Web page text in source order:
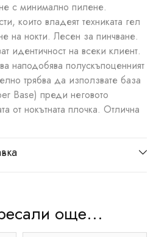
с минимално пилене.
които владеят техниката гел
на нокти. Лесен за пинчване.
идентичност на всеки клиент.
наподобява полускъпоценният
трябва да използвате база
Base) преди неговото
от нокътната плочка. Отлична
още...